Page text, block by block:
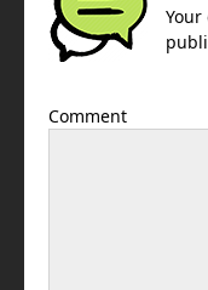
Your
Comment